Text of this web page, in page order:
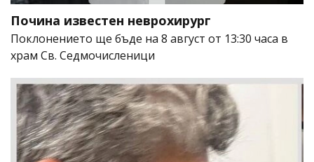
Почина известен неврохирург
Поклонението ще бъде на 8 август от 13:30 часа в
храм Св. Седмочисленици